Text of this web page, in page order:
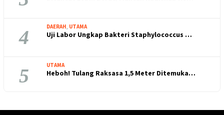
4 DAERAH UTAMA
Uji Labor Ungkap Bakteri Staphylococcus …
5 UTAMA
Heboh! Tulang Raksasa 1,5 Meter Ditemuka…